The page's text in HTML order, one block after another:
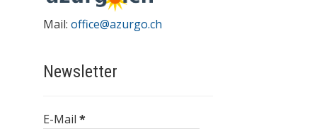
Mail:office@azurgo.ch
Newsletter
E-Mail*